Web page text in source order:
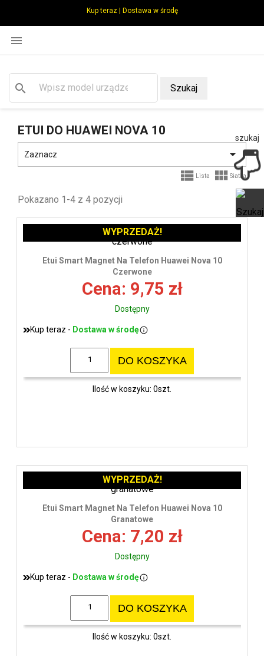
Kup teraz | Dostawa w środę

search Szukaj
ETUI DO HUAWEI NOVA 10
Zaznacz 
 Lista  Siatka
Pokazano 1-4 z 4 pozycji
Etui Smart Magnet Na Telefon Huawei Nova 10
Czerwone
Cena: 9,75 zł
Dostępny
Kup teraz - Dostawa w środę
DO KOSZYKA
Ilość w koszyku: 0szt.
WYPRZEDAŻ!
Etui Smart Magnet Na Telefon Huawei Nova 10
Granatowe
Cena: 7,20 zł
Dostępny
Kup teraz - Dostawa w środę
DO KOSZYKA
Ilość w koszyku: 0szt.
WYPRZEDAŻ!
szukaj